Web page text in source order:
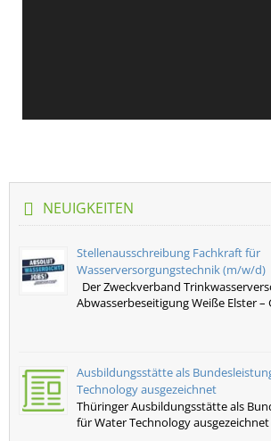
NEUIGKEITEN
Stellenausschreibung Fachkraft für
Wasserversorgungstechnik (m/w/d)
Der Zweckverband
Abwasserbeseitigung Weiße Elster –
Ausbildungsstätte als
Technology ausgezeichnet
Thüringer Ausbildungsstätte als
für Water Technology